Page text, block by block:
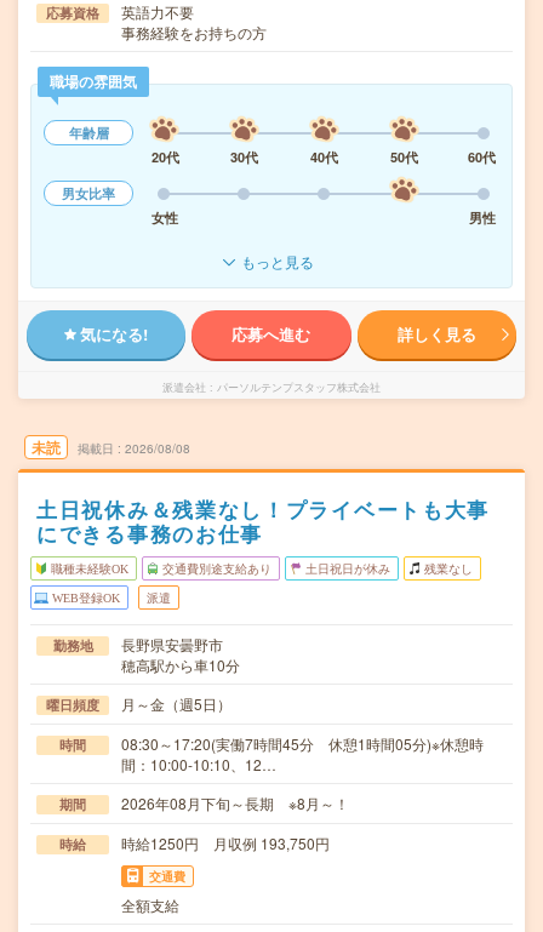
応募資格
英語力不要
事務経験をお持ちの方
職場の雰囲気
年齢層
20代
30代 40代 50代
60代
男女比率
女性
男性
もっと見る
気になる! 応募へ進む 詳しく見る
派遣会社 パーソルテンプスタッフ株式会社
未読 掲載日 2026/08/08
土日祝休み＆残業なし！プライベートも大事
にできる事務のお仕事
職種未経験OK 交通費別途支給あり 土日祝日が休み 残業なし
WEB登録OK 派遣
勤務地
長野県安曇野市
穂高駅から車10分
曜日頻度 月～金（週5日）
時間
08:30～17:20(実働7時間45分 休憩1時間05分)※休憩時
間：10:00-10:10、12…
期間 2026年08月下旬～長期 ※8月～！
時給 時給1250円 月収例 193,750円
交通費
全額支給